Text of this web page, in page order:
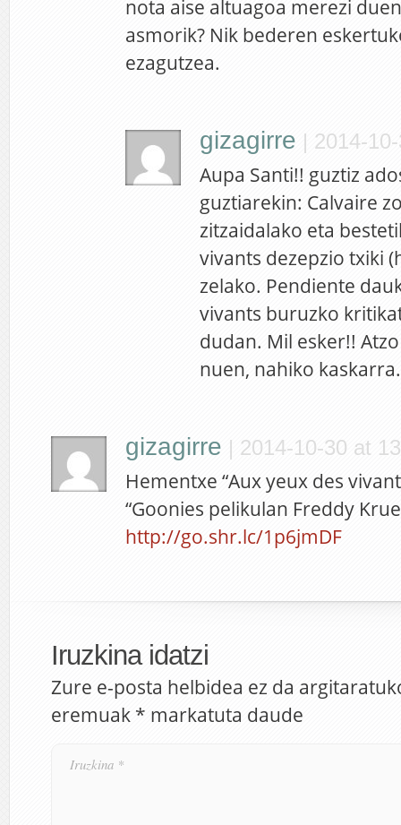
nota aise altuagoa merezi
asmorik? Nik bederen
ezagutzea.
gizagirre | 2014-
Aupa Santi!! guztiz
guztiarekin: Calvaire
zitzaidalako eta
vivants dezepzio txiki
zelako. Pendiente
vivants buruzko
dudan. Mil esker!! Atzo
nuen, nahiko kaskarra.
gizagirre | 2014-10-30 at
Hementxe “Aux yeux des
“Goonies pelikulan Freddy
http://go.shr.lc/1p6jmDF
Iruzkina idatzi
Zure e-posta helbidea ez da
eremuak * markatuta daude